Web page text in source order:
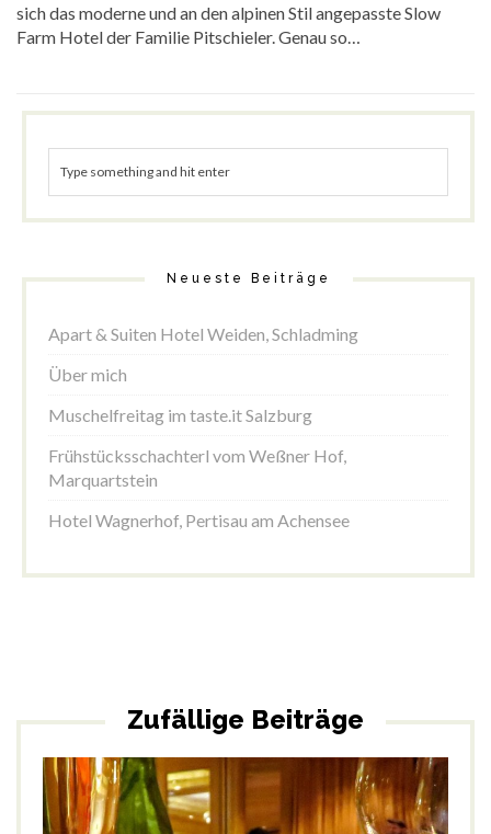
sich das moderne und an den alpinen Stil angepasste Slow
Farm Hotel der Familie Pitschieler. Genau so…
Neueste Beiträge
Apart & Suiten Hotel Weiden, Schladming
Über mich
Muschelfreitag im taste.it Salzburg
Frühstücksschachterl vom Weßner Hof,
Marquartstein
Hotel Wagnerhof, Pertisau am Achensee
Zufällige Beiträge